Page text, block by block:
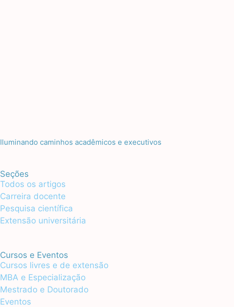
Iluminando caminhos acadêmicos e executivos
Seções
Todos os artigos
Carreira docente
Pesquisa científica
Extensão universitária
Cursos e Eventos
Cursos livres e de extensão
MBA e Especialização
Mestrado e Doutorado
Eventos